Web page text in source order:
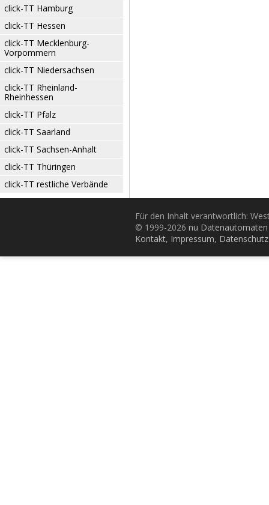
click-TT Hamburg
click-TT Hessen
click-TT Mecklenburg-
Vorpommern
click-TT Niedersachsen
click-TT Rheinland-
Rheinhessen
click-TT Pfalz
click-TT Saarland
click-TT Sachsen-Anhalt
click-TT Thüringen
click-TT restliche Verbände
Für den Inhalt verantwortlich:
© 1999-2026 nu
Kontakt, Impressum, Datenschutz